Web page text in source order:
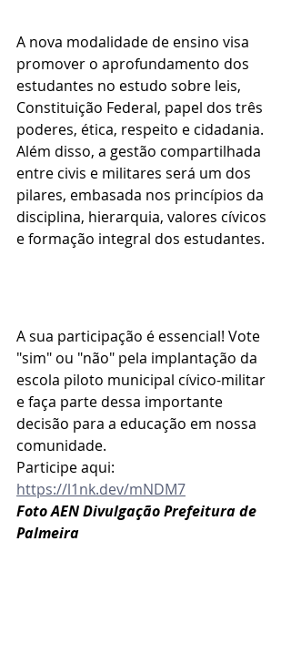
A nova modalidade de ensino visa
promover o aprofundamento dos
estudantes no estudo sobre leis,
Constituição Federal, papel dos três
poderes, ética, respeito e cidadania.
Além disso, a gestão compartilhada
entre civis e militares será um dos
pilares, embasada nos princípios da
disciplina, hierarquia, valores cívicos
e formação integral dos estudantes.
A sua participação é essencial! Vote
"sim" ou "não" pela implantação da
escola piloto municipal cívico-militar
e faça parte dessa importante
decisão para a educação em nossa
comunidade.
Participe aqui:
https://l1nk.dev/mNDM7
Foto AEN Divulgação Prefeitura de
Palmeira